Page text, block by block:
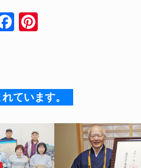
F
a
b
o
o
k
st
ています。